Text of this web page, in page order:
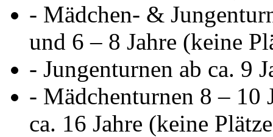
- Mädchen- &
und 6 – 8 Jahre (keine
- Jungenturnen ab ca. 9
- Mädchenturnen 8 – 10
ca. 16 Jahre (keine